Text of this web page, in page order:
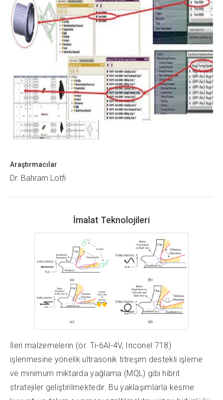
Araştırmacılar
Dr. Bahram Lotfi
İmalat Teknolojileri
İleri malzemelerin (ör. Ti-6Al-4V, Inconel 718)
işlenmesine yönelik ultrasonik titreşim destekli işleme
ve minimum miktarda yağlama (MQL) gibi hibrit
stratejiler geliştirilmektedir. Bu yaklaşımlarla kesme